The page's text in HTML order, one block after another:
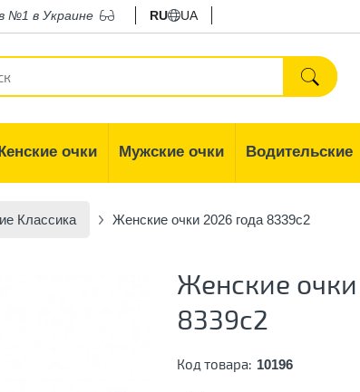
№1 в Украине RU UA
очки Мужские очки Водительские
Классика Женские очки 2026 года 8339c2
Женские
8339c2
Код товара: 10196